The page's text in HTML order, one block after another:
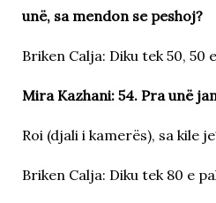
unë, sa mendon se peshoj?
Briken Calja: Diku tek 50, 50
Mira Kazhani: 54. Pra unë
Roi (djali i kamerës), sa kile
Briken Calja: Diku tek 80 e